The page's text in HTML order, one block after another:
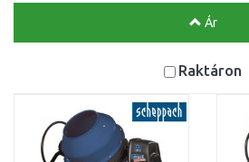
Ár
Raktáron